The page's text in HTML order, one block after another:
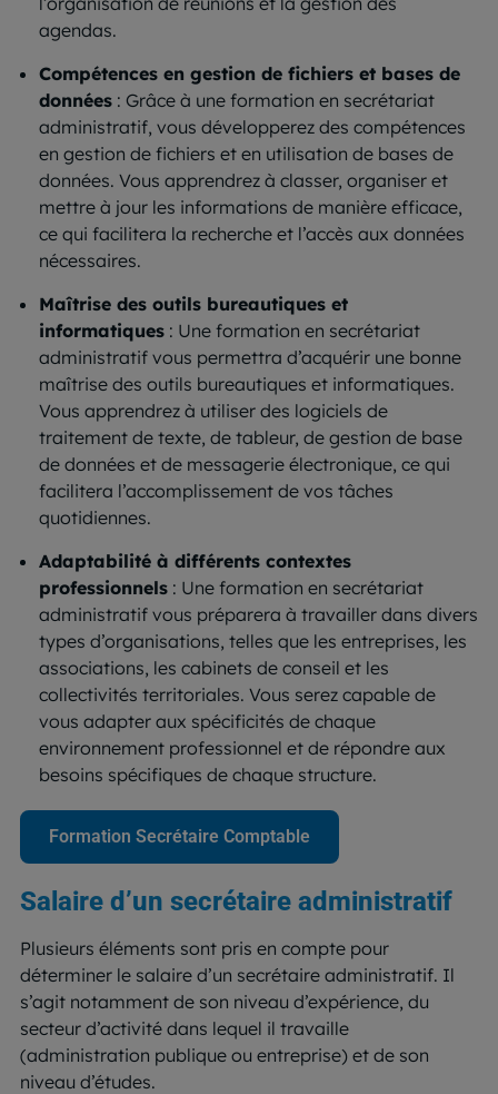
agendas.
Compétences en gestion de fichiers et bases de
données : Grâce à une formation en secrétariat
administratif, vous développerez des compétences
en gestion de fichiers et en utilisation de bases de
données. Vous apprendrez à classer, organiser et
mettre à jour les informations de manière efficace,
ce qui facilitera la recherche et l’accès aux données
nécessaires.
Maîtrise des outils bureautiques et
informatiques : Une formation en secrétariat
administratif vous permettra d’acquérir une bonne
maîtrise des outils bureautiques et informatiques.
Vous apprendrez à utiliser des logiciels de
traitement de texte, de tableur, de gestion de base
de données et de messagerie électronique, ce qui
facilitera l’accomplissement de vos tâches
quotidiennes.
Adaptabilité à différents contextes
professionnels : Une formation en secrétariat
administratif vous préparera à travailler dans divers
types d’organisations, telles que les entreprises, les
associations, les cabinets de conseil et les
collectivités territoriales. Vous serez capable de
vous adapter aux spécificités de chaque
environnement professionnel et de répondre aux
besoins spécifiques de chaque structure.
Formation Secrétaire Comptable
Salaire d’un secrétaire administratif
Plusieurs éléments sont pris en compte pour
déterminer le salaire d’un secrétaire administratif. Il
s’agit notamment de son niveau d’expérience, du
secteur d’activité dans lequel il travaille
(administration publique ou entreprise) et de son
niveau d’études.